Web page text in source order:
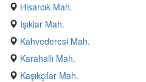
Hisarcık Mah.
Işıklar Mah.
Kahvederesi Mah.
Karahallı Mah.
Kaşıkçılar Mah.